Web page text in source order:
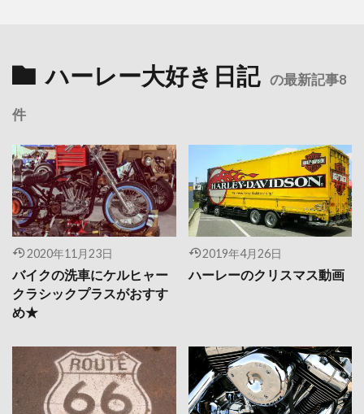
ハーレー大好き日記 の最新記事8
件
2020年11月23日
バイクの洗車にケルヒャー
クラシックプラスがおすす
め★
2019年4月26日
ハーレーのクリスマス動画